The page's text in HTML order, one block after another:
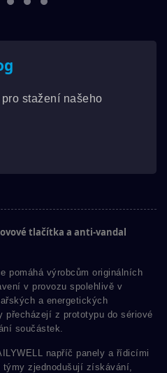
stažení našeho
tlačítka a anti-vandal
pomáhá výrobcům originálních
v provozu spolehlivě v
a energetických
z prototypu do sériové
součástek.
napříč panely a řídicími
zjednodušují získávání,